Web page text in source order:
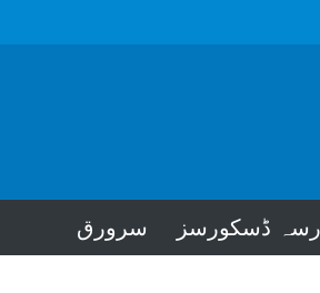
سرورق ڈسکورسز